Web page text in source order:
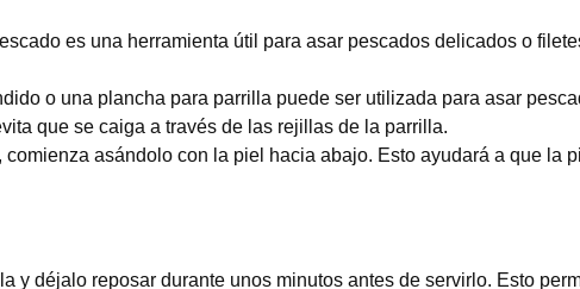
es una herramienta útil para asar pescados delicados o
o una plancha para parrilla puede ser utilizada para asar
que se caiga a través de las rejillas de la parrilla.
asándolo con la piel hacia abajo. Esto ayudará a que la
y déjalo reposar durante unos minutos antes de servirlo. Esto